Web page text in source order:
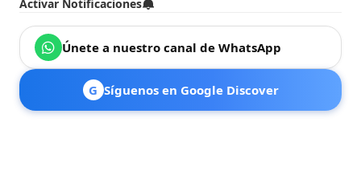
Activar Notificaciones
Únete a nuestro canal de WhatsApp
G Síguenos en Google Discover